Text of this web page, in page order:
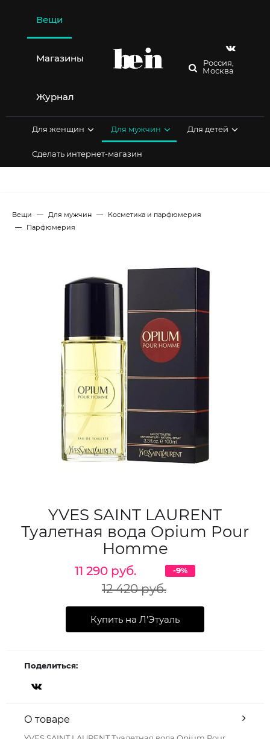
содержимому
Вещи
Магазины
Журнал
Россия,
Москва
Для женщин Для мужчин Для детей
Сделать интернет-магазин
Вещи Для мужчин
Косметика и парфюмерия
Парфюмерия
YVES SAINT LAURENT
Туалетная вода Opium Pour
Homme
11 290 руб.
12 420 руб.
-9%
Купить на Л'Этуаль
Поделиться:
О товаре